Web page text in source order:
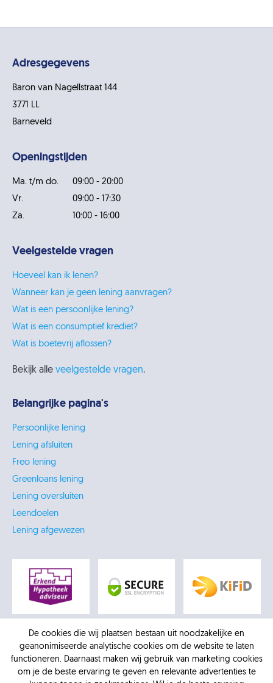
Adresgegevens
Baron van Nagellstraat 144
3771 LL
Barneveld
Openingstijden
Ma. t/m do.
09:00 - 20:00
Vr.
09:00 - 17:30
Za.
10:00 - 16:00
Veelgestelde vragen
Hoeveel kan ik lenen?
Wanneer kan je geen lening aanvragen?
Wat is een persoonlijke lening?
Wat is een consumptief krediet?
Wat is boetevrij aflossen?
Bekijk alle veelgestelde vragen.
Belangrijke pagina's
Persoonlijke lening
Lening afsluiten
Freo lening
Greenloans lening
Lening oversluiten
Leendoelen
Lening afgewezen
De cookies die wij plaatsen bestaan uit noodzakelijke en
geanonimiseerde analytische cookies om de website te laten
functioneren. Daarnaast maken wij gebruik van marketing cookies
om je de beste ervaring te geven en relevante advertenties te